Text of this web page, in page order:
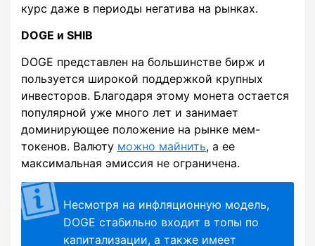
курс даже в периоды негатива на рынках.
DOGE и SHIB
DOGE представлен на большинстве бирж и
пользуется широкой поддержкой крупных
инвесторов. Благодаря этому монета остается
популярной уже много лет и занимает
доминирующее положение на рынке мем-
токенов. Валюту можно майнить, а ее
максимальная эмиссия не ограничена.
Несмотря на инфляционную модель,
DOGE стабильно входит в топы по
капитализации, а также имеет